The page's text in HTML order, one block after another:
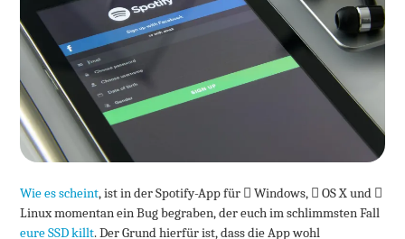
Wie es scheint, ist in der Spotify-App für Windows,
OS X und
Linux momentan ein Bug begraben, der euch im schlimmsten Fall
eure SSD killt. Der Grund hierfür ist, dass die App wohl